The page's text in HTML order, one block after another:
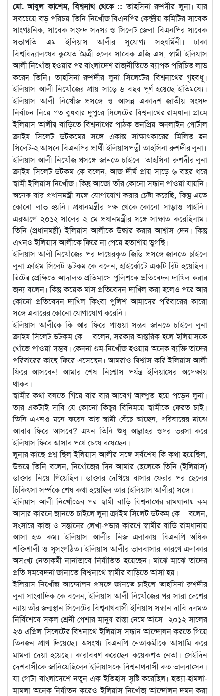
মো. আবুল কাশেম, বিশ্বনাথ থেকে :: তাহসিনা রুশদীর লুনা। যার
সবচেয়ে বড় পরিচয় তিনি নিখোঁজ বিএনপির কেন্দ্রীয় কমিটির সাবেক
সাংগঠনিক, সাবেক সংসদ সদস্য ও সিলেট জেলা বিএনপির সাবেক
সভাপতি এম ইলিয়াস আলীর সুযোগ্য সহধর্মিনী। ঢাকা
বিশ্ববিদ্যালয়ের কুয়েত মৈত্রী হলের সাবেক এজি এস, স্বামী ইলিয়াস
আলী নিখোঁজ হওয়ার পর বাংলাদেশ রাজনীতিতে ব্যাপক পরিচিত লাভ
করেন তিনি। তাহসিনা রুশদীর লুনা সিলেটের বিশ্বনাথের গৃহবধূ।
ইলিয়াস আলী নিখোঁজের প্রায় সাড়ে ৬ বছর পূর্ণ হয়েছে ইতিমধ্যে।
ইলিয়াস আলী নিখোঁজ প্রসঙ্গে ও আসন্ন একাদশ জাতীয় সংসদ
নির্বাচন নিয়ে গত বুধবার দুপুরে সিলেটের বিশ্বনাথের রামধানা গ্রামে
ইলিয়াস আলীর বাড়িতে বিশ্বনাথের পাঠক জনপ্রিয় অনলাইন পোর্টাল
ক্রাইম সিলেট ডটকমের সঙ্গে একান্ত সাক্ষাৎকারের মিলিত হন
সিলেট-২ আসনে বিএনপির প্রার্থী ইলিয়াসপত্নী তাহসিনা রুশদীর লুনা।
ইলিয়াস আলী নিখোঁজ প্রসঙ্গে জানতে চাইলে তাহসিনা রুশদীর লুনা
ক্রাইম সিলেট ডটকম কে বলেন, আজ দীর্ঘ প্রায় সাড়ে ৬ বছর ধরে
স্বামী ইলিয়াস নিখোঁজ। কিন্তু আজো তাঁর কোনো সন্ধান পাওয়া যায়নি।
অনেক বার প্রধানমন্ত্রী সঙ্গে যোগাযোগ করার চেষ্টা করেছি, কিন্তু এতে
কোনো লাভ হয়নি। প্রধানমন্ত্রীর পক্ষ থেকে কোনো সাড়াও পাইনি।
এরআগে ২০১২ সালের ২ মে প্রধানমন্ত্রীর সঙ্গে সাক্ষাত করেছিলাম।
তিনি (প্রধানমন্ত্রী) ইলিয়াস আলীকে উদ্ধার করার আশ্বাস দেন। কিন্তু
এখনও ইলিয়াস আলীকে ফিরে না পেয়ে হতাশায় ভুগছি।
ইলিয়াস আলী নিখোঁজের পর দায়েরকৃত জিডি প্রসঙ্গে জানতে চাইলে
লুনা ক্রাইম সিলেট ডটকম কে বলেন, হাইর্কোটে একটি রিট হয়েছিল।
রিটের প্রেক্ষিতে আদালত প্রতিমাসে পুলিশকে প্রতিবেদন দাখিল করার
জন্য বলেন। কিন্তু কয়েক মাস প্রতিবেদন দাখিল করা হলেও পরে আর
কোনো প্রতিবেদন দাখিল কিংবা পুলিশ আমাদের পরিবারের কারো
সঙ্গে এবারের কোনো যোগাযোগ করেনি।
ইলিয়াস আলীকে কি আর ফিরে পাওয়া সম্ভব জানতে চাইলে লুনা
ক্রাইম সিলেট ডটকম কে বলেন, সরকার আন্তরিক হলে ইলিয়াসকে
খোঁজে পাওয়া সম্ভব। কেননা গুম-নিখোঁজ হওয়ায় অনেক ব্যক্তি তাদের
পরিবারের কাছে ফিরে এসেছেন। আমরাও বিশ্বাস করি ইলিয়াস আলী
ফিরে আসবেন! আমার শেষ নিঃশ্বাস পর্যন্ত ইলিয়াসের অপেক্ষায়
থাকব।
স্বামীর কথা বলতে গিয়ে বার বার আবেগ আল্পুত হয়ে পড়েন লুনা।
তার একটাই দাবি যে কোনো কিছুর বিনিময়ে স্বামীকে ফেরত চাই।
তিনি এখনও মনে করেন তার স্বামী বেঁচে আছেন, পরিবারের মাঝে
আবার ফিরে আসবে? এখন তিনি শুধু আল্লাহর ওপর ভরসা করে
ইলিয়াস ফিরে আসার পথে চেয়ে রয়েছেন।
লুনার কাছে প্রশ্ন ছিল ইলিয়াস আলীর সঙ্গে সর্বশেষ কি কথা হয়েছিল,
উত্তরে তিনি বলেন, নিখোঁজের দিন আমার ছেলেকে তিনি (ইলিয়াস)
ডাক্তার নিয়ে গিয়েছিল। ডাক্তার দেখিয়ে বাসার ফেরার পর ছেলের
চিকিৎসা সর্ম্পকে শেষ কথা হয়েছিল তার (ইলিয়াস আলীর) সঙ্গে।
ইলিয়াস আলী নিখোঁজের পর স্বামী বাড়ি বিশ্বনাথের রামধানায় কম
আসার কারনে জানতে চাইলে লুনা ক্রাইম সিলেট ডটকম কে বলেন,
সংসারে কাজ ও সন্তানের লেখা-পড়ার কারণে স্বামীর বাড়ি রামধানায়
আসা হত কম। ইলিয়াস আলীর নিজ এলাকায় বিএনপি অধিক
শক্তিশালী ও সুসংগঠিত। ইলিয়াস আলীর ভালবাসার কারণে এলাকার
অসংখ্য নেতাকর্মী নানাভাবে নির্যাতিত হয়েছেন। মাঝে মাঝে তাদের
প্রতি সমবেদনা জানাতে বিশ্বনাথে স্বামীর বাড়িতে আসা হয়।
ইলিয়াস নিখোঁজ আন্দোলন প্রসঙ্গে জানতে চাইলে তাহসিনা রুশদীর
লুনা সাংবাদিক কে বলেন, ইলিয়াস আলী নিখোঁজের পর সারা দেশের
ন্যায় তাঁর জন্মস্থান সিলেটের বিশ্বনাথবাসী ইলিয়াস সন্ধান দাবি দলমত
নির্বিশেষে সকল শ্রেনী পেশার মানুষ রাস্তা নেমে আসে। ২০১২ সালের
২৩ এপ্রিল সিলেটের বিশ্বনাথে ইলিয়াস সন্ধান আন্দোলন করতে গিয়ে
তিনজন প্রাণ দিয়েছে। অসংখ্য বিএনপি নেতাকর্মীকে আসামি করে
মামলা দেয়া হয়েছে। কারাববণ করেছেন কয়েকশত নেতা। সেইদিন
দেশবাসীকে জানিয়েছিলেন ইলিয়াসকে বিশ্বনাথবাসী কত ভালবাসেন।
যা গোটা বাংলাদেশে নতুন এক ইতিহাস সৃষ্টি করেছিল। হত্যা-হামলা-
মামলা অনেক নির্যাতন করেও ইলিয়াস নিখোঁজ আন্দোলন দমন করা